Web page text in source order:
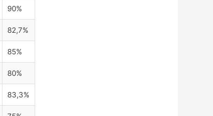
90%
82,7%
85%
80%
83,3%